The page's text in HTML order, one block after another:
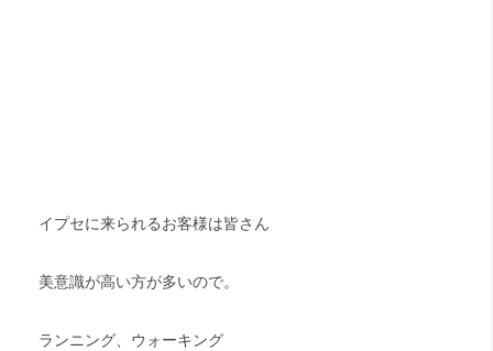
イプセに来られるお客様は皆さん
美意識が高い方が多いので。
ランニング、ウォーキング